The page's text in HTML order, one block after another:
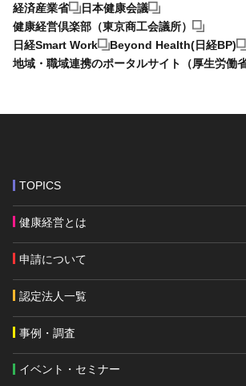
経済産業省
日本健康会議
健康経営倶楽部（東京商工会議所）
日経Smart Work
Beyond Health(日経BP)
地域・職域連携のポータルサイト（厚生労働省
TOPICS
健康経営とは
申請について
認定法人一覧
事例・調査
イベント・セミナー